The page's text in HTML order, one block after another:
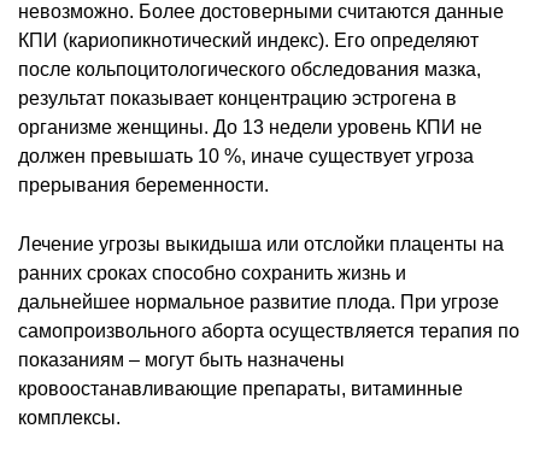
невозможно. Более достоверными считаются данные
КПИ (кариопикнотический индекс). Его определяют
после кольпоцитологического обследования мазка,
результат показывает концентрацию эстрогена в
организме женщины. До 13 недели уровень КПИ не
должен превышать 10 %, иначе существует угроза
прерывания беременности.
Лечение угрозы выкидыша или отслойки плаценты на
ранних сроках способно сохранить жизнь и
дальнейшее нормальное развитие плода. При угрозе
самопроизвольного аборта осуществляется терапия по
показаниям – могут быть назначены
кровоостанавливающие препараты, витаминные
комплексы.